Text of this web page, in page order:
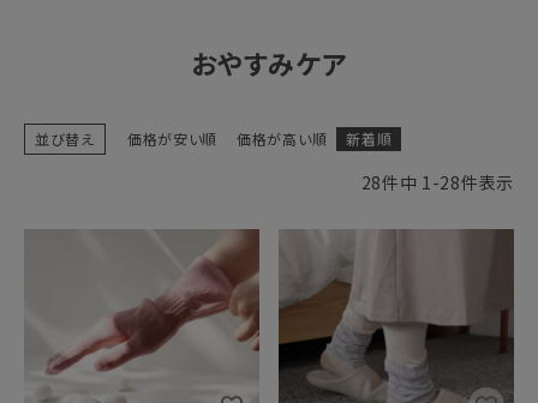
カテゴリーから探す
ギフトを探す
おやすみケア
並び替え 価格が安い順 価格が高い順 新着順
28件中 1-28件表示